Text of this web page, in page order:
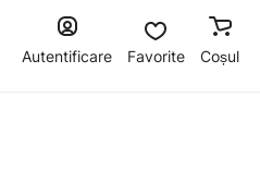
Autentificare Favorite Coșul